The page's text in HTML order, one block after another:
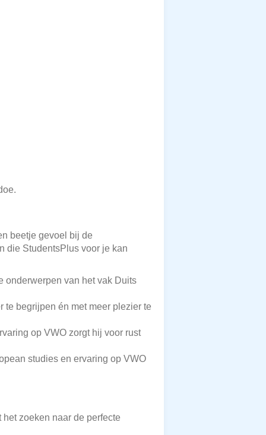
beetje gevoel bij de
die StudentsPlus voor je kan
onderwerpen van het vak Duits
te begrijpen én met meer plezier te
op VWO zorgt hij voor rust
studies en ervaring op VWO
zoeken naar de perfecte